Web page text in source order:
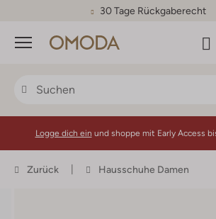
30 Tage Rückgaberecht
Menü
Logge dich ein und shoppe mit Early Access
Zurück Hausschuhe Damen